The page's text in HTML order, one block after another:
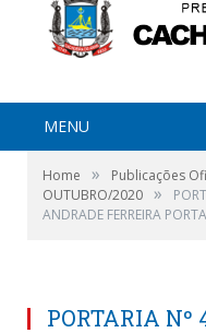
MENU
Home » Publicações
OUTUBRO/2020 »
ANDRADE FERREIRA
PORTARIA Nº